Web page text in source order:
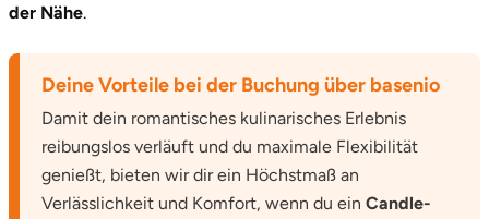
der Nähe.
Deine Vorteile bei der Buchung über basenio
Damit dein romantisches kulinarisches Erlebnis
reibungslos verläuft und du maximale Flexibilität
genießt, bieten wir dir ein Höchstmaß an
Verlässlichkeit und Komfort, wenn du ein Candle-
Oldenburg
Ostholstein
Ostprignitz-Ruppin